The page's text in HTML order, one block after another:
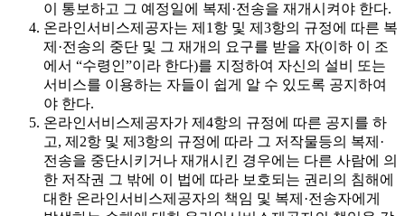
이 통보하고 그 예정일에 복제·전송을 재개시켜야 한다.
온라인서비스제공자는 제1항 및 제3항의 규정에 따른 복
제·전송의 중단 및 그 재개의 요구를 받을 자(이하 이 조
에서 “수령인”이라 한다)를 지정하여 자신의 설비 또는
서비스를 이용하는 자들이 쉽게 알 수 있도록 공지하여
야 한다.
온라인서비스제공자가 제4항의 규정에 따른 공지를 하
고, 제2항 및 제3항의 규정에 따라 그 저작물등의 복제·
전송을 중단시키거나 재개시킨 경우에는 다른 사람에 의
한 저작권 그 밖에 이 법에 따라 보호되는 권리의 침해에
대한 온라인서비스제공자의 책임 및 복제·전송자에게